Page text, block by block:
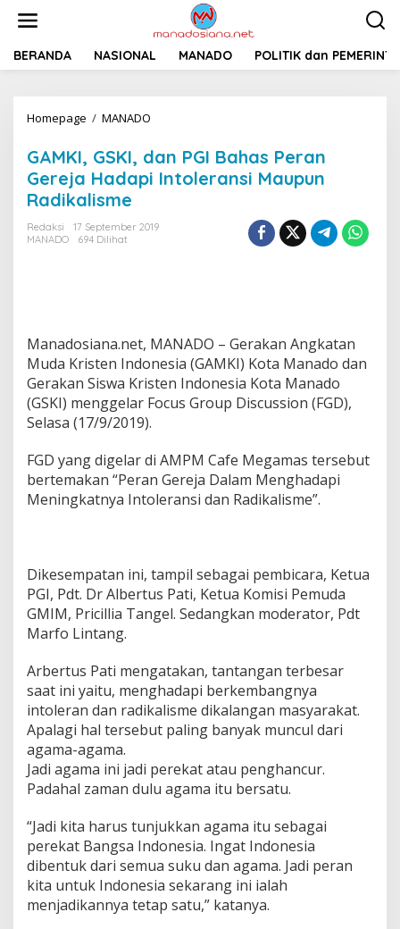
t
BERANDA NASIONAL MANADO POLITIK dan
Homepage / MANADO
M
K
I
S
P
G
B
a
s
e
r
e
r
e
j
a
d
a
p
i
t
o
e
r
n
s
i
GAMKI, GSKI, dan PGI Bahas Peran
Gereja Hadapi Intoleransi Maupun
Radikalisme
Redaksi
17 September 2019
MANADO
694 Dilihat
Manadosiana.net, MANADO – Gerakan Angkatan
Muda Kristen Indonesia (GAMKI) Kota Manado dan
Gerakan Siswa Kristen Indonesia Kota Manado
(GSKI) menggelar Focus Group Discussion (FGD),
Selasa (17/9/2019).
FGD yang digelar di AMPM Cafe Megamas tersebut
bertemakan “Peran Gereja Dalam Menghadapi
Meningkatnya Intoleransi dan Radikalisme”.
Dikesempatan ini, tampil sebagai pembicara, Ketua
PGI, Pdt. Dr Albertus Pati, Ketua Komisi Pemuda
GMIM, Pricillia Tangel. Sedangkan moderator, Pdt
Marfo Lintang.
Arbertus Pati mengatakan, tantangan terbesar
saat ini yaitu, menghadapi berkembangnya
intoleran dan radikalisme dikalangan masyarakat.
Apalagi hal tersebut paling banyak muncul dari
agama-agama.
Jadi agama ini jadi perekat atau penghancur.
Padahal zaman dulu agama itu bersatu.
“Jadi kita harus tunjukkan agama itu sebagai
perekat Bangsa Indonesia. Ingat Indonesia
dibentuk dari semua suku dan agama. Jadi peran
kita untuk Indonesia sekarang ini ialah
menjadikannya tetap satu,” katanya.